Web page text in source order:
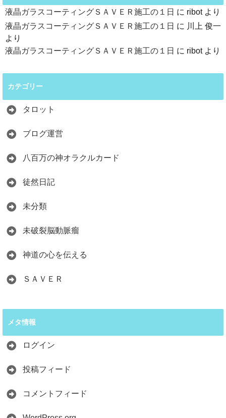
液晶ガラスコーティングＳＡＶＥＲ施工の１日 に ribotより
液晶ガラスコーティングＳＡＶＥＲ施工の１日 に 川上 俊一
より
液晶ガラスコーティングＳＡＶＥＲ施工の１日 に ribotより
カテゴリー
タロット
ブログ運営
八百万の神オラクルカード
徒然日記
未分類
未破裂脳動脈瘤
神道の心を伝える
ＳＡＶＥＲ
メタ情報
ログイン
投稿フィード
コメントフィード